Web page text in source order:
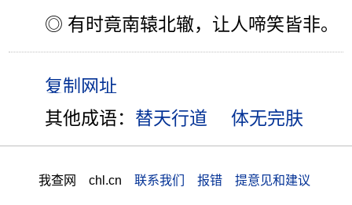
◎ 有时竟南辕北辙，让人啼笑皆非。
其他成语： 替天行道 体无完肤
我查网 chl.cn 联系我们 报错 提意见和建议